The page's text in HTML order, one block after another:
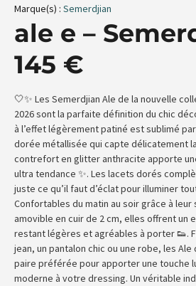
Marque(s) : Semerdjian
ale e –
145 €
🤍✨ Les Semerdjian Ale de la nouvelle
2026 sont la parfaite définition du chic
à l’effet légèrement patiné est sublimé
dorée métallisée qui capte délicatement
contrefort en glitter anthracite apporte
ultra tendance ✨. Les lacets dorés
juste ce qu’il faut d’éclat pour illuminer
Confortables du matin au soir grâce à
amovible en cuir de 2 cm, elles offrent un
restant légères et agréables à porter 👟.
jean, un pantalon chic ou une robe, les
paire préférée pour apporter une touche
moderne à votre dressing. Un véritable